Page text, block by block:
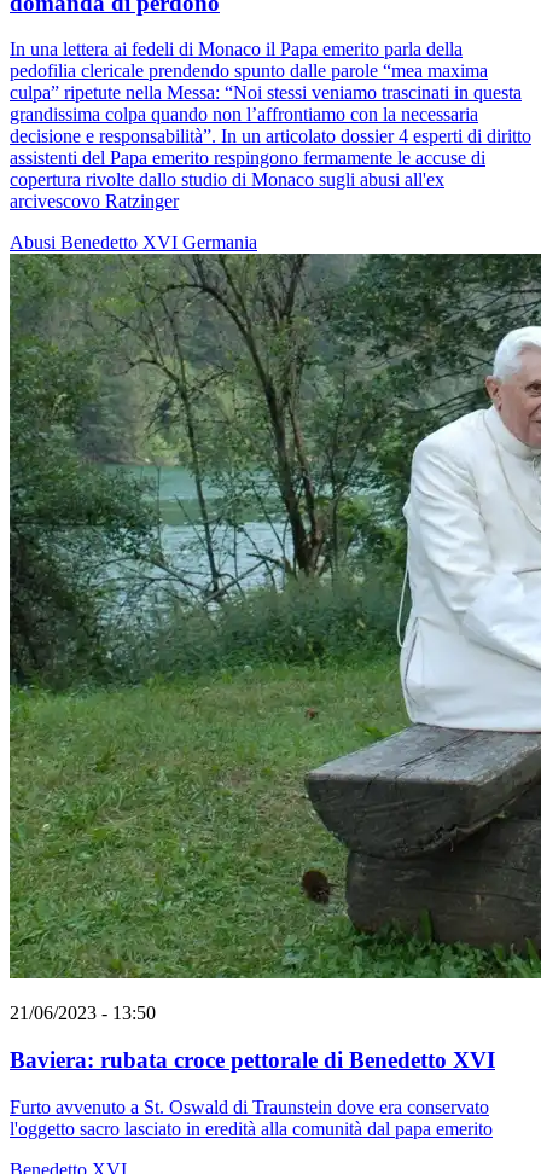
In una lettera ai fedeli di Monaco il Papa emerito parla della
pedofilia clericale prendendo spunto dalle parole “mea maxima
culpa” ripetute nella Messa: “Noi stessi veniamo trascinati in questa
grandissima colpa quando non l’affrontiamo con la necessaria
decisione e responsabilità”. In un articolato dossier 4 esperti di diritto
assistenti del Papa emerito respingono fermamente le accuse di
copertura rivolte dallo studio di Monaco sugli abusi all'ex
arcivescovo Ratzinger
Abusi Benedetto XVI Germania
21/06/2023 - 13:50
Baviera: rubata croce pettorale di Benedetto XVI
Furto avvenuto a St. Oswald di Traunstein dove era conservato
l'oggetto sacro lasciato in eredità alla comunità dal papa emerito
Benedetto XVI